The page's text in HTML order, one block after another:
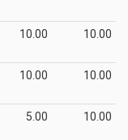
10.00 10.00
10.00 10.00
5.00 10.00